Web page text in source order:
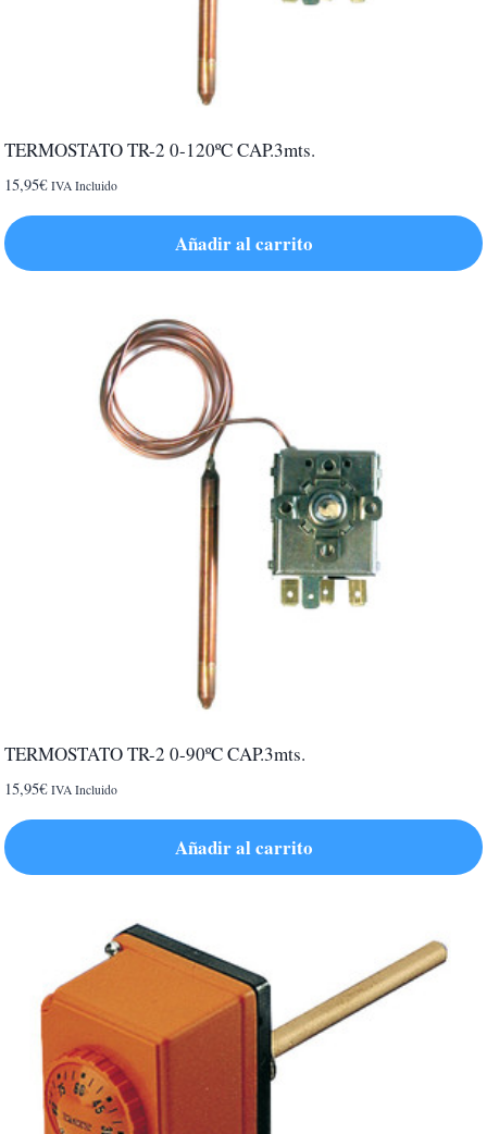
TERMOSTATO TR-2 0-120ºC CAP.3mts.
15,95€ IVA Incluido
Añadir al carrito
TERMOSTATO TR-2 0-90ºC CAP.3mts.
15,95€ IVA Incluido
Añadir al carrito